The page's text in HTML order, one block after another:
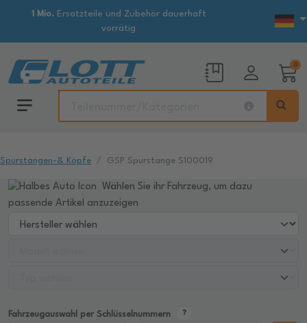
1 Mio.Ersatzteile und Zubehör dauerhaft
vorrätig
0
Spurstangen-& Köpfe GSP Spurstange S100019
Wählen Sie ihr Fahrzeug, um dazu
passende Artikel anzuzeigen
Fahrzeugauswahl per Schlüsselnummern